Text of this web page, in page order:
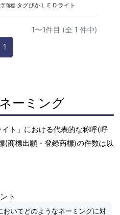
商標タグぴかＬＥＤライト
1〜1件目 (全 1 件中)
1
ーミング
ト」における代表的な称呼(呼
(商標出願・登録商標)の件数は以
ト
おいてどのようなネーミングに対